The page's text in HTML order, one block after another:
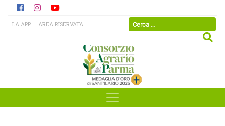
LA APP AREA RISERVATA